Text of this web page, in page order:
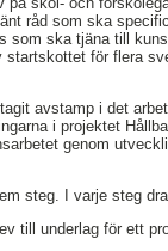
råd som ska
som ska tjäna till
för flera
avstamp i det
i projektet
genom
steg. I varje steg
till underlag för ett